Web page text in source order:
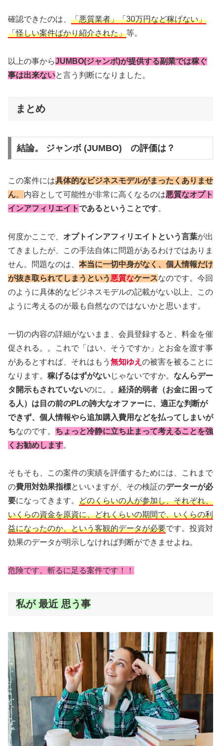
確認できたのは、 「悪質業者」「30万円など稼げない」
「怪しい案件ばかり紹介された」等。
以上の事からJUMBO(ジャンボ)が提供する副業では稼ぐ
事は出来ないと言う判断になりました。
まとめ
結論。 ジャンボ (JUMBO) の評価は？
この案件には具体的なビジネスモデルがまったくありませ
ん。 内容として可能性が非常に高くなるのは悪質なオプト
インアフィリエイトであるということです。
何度かここで、 オプトインアフィリエイトという言葉が出
てきましたが、この手法自体に問題があるわけではありま
せん。問題なのは、 本当に一切中身がなく、個人情報だけ
が抜き取られてしまうという 悪質なケースなのです。今回
のように具体的なビジネスモデルの記載がない以上、この
ように考えるのが最も自然なのではないかと思います。
一切の内容の詳細がないまま、会員登録すると、料金を催
促される。。これで「はい、そうですか」とお金を渡す事
があるとすれば、それはもう 無知ゆえ の被害を被ることに
なります。 稼げるはずがないじゃないですか。 なんらデー
タ開示もされていないのに。。 経済的弱者（お金に困って
る人）は目の前のPLの誇大なオファーに、適正な判断が
できず、個人情報やら追加購入費用などを払ってしまいが
ちなのです。 ちょっと冷静に立ち止まって考えることを強
くお勧めします。
そもそも、この案件の実績を評価するためには、これまで
の費用対効果指標といいますが、その検証のデーターが必
要になってきます。 どのくらいの人が参加し、それぞれ、
いくらの資金を原資に、どれくらいの期間で、いくらの利
益になったのか、という客観的データが必要です。投資対
効果のデータが明示しなければ判断ができませよね。
危険です。斬るに足る案件です！！
私が 最近 思う事